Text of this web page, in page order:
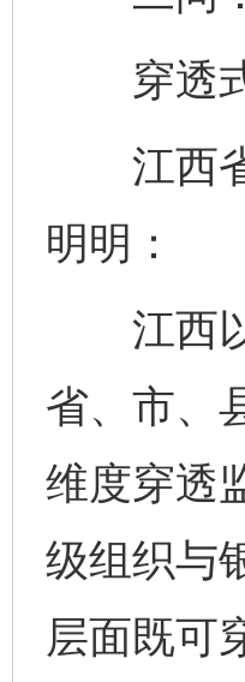
穿透式
江西省
明明：
江西以“
省、市、
维度穿透
级组织与
层面既可